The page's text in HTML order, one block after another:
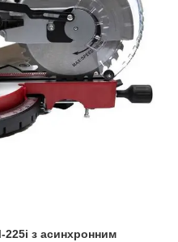
225i з асинхронним